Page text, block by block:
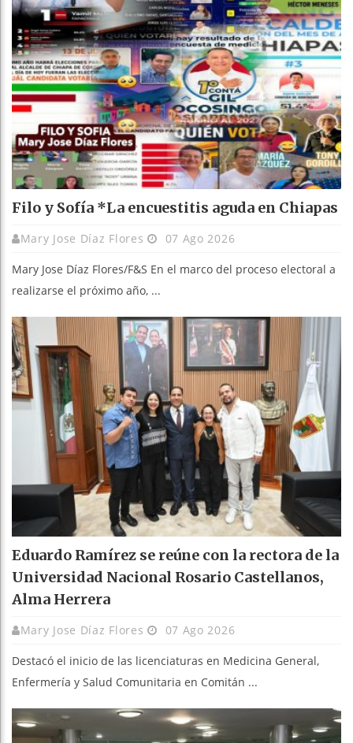
Filo y Sofía *La encuestitis aguda en Chiapas
Mary Jose Díaz Flores 07 Ago 2026
Mary Jose Díaz Flores/F&S En el marco del proceso electoral a
realizarse el próximo año, ...
Eduardo Ramírez se reúne con la rectora de la
Universidad Nacional Rosario Castellanos,
Alma Herrera
Mary Jose Díaz Flores 07 Ago 2026
Destacó el inicio de las licenciaturas en Medicina General,
Enfermería y Salud Comunitaria en Comitán ...